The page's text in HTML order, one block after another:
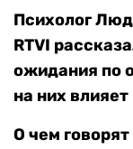
Психолог
RTVI
ожидания по
на них влияет
О чем